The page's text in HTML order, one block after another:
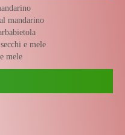
mandarino
e mele
mele